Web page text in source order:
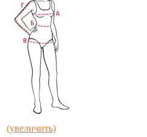
(увеличить)